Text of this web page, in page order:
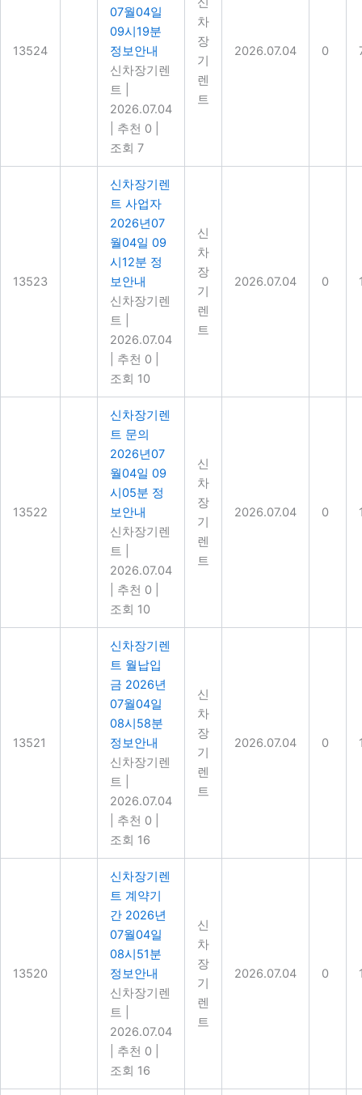
13524
07월04일
09시19분
정보안내
신차장기렌
트
2026.07.04
추천 0
조회 7
차
장
기
렌
트
2026.07.04 0
13523
신차장기렌
트 사업자
2026년07
월04일 09
시12분 정
보안내
신차장기렌
트
2026.07.04
추천 0
조회 10
신
차
장
기
렌
트
2026.07.04 0
13522
신차장기렌
트 문의
2026년07
월04일 09
시05분 정
보안내
신차장기렌
트
2026.07.04
추천 0
조회 10
신
차
장
기
렌
트
2026.07.04 0
13521
신차장기렌
트 월납입
금 2026년
07월04일
08시58분
정보안내
신차장기렌
트
2026.07.04
추천 0
조회 16
신
차
장
기
렌
트
2026.07.04 0
13520
신차장기렌
트 계약기
간 2026년
07월04일
08시51분
정보안내
신차장기렌
트
2026.07.04
추천 0
조회 16
신
차
장
기
렌
트
2026.07.04 0